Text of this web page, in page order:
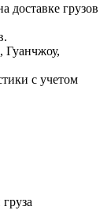
доставке грузов
с учетом